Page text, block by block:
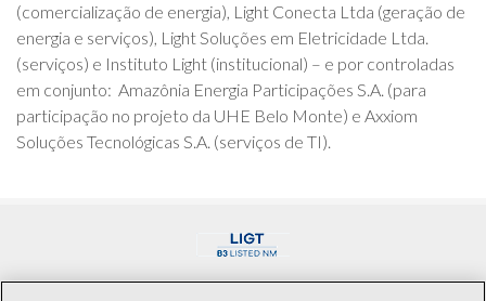
(comercialização de energia), Light Conecta Ltda (geração de
energia e serviços), Light Soluções em Eletricidade Ltda.
(serviços) e Instituto Light (institucional) – e por controladas
em conjunto: Amazônia Energia Participações S.A. (para
participação no projeto da UHE Belo Monte) e Axxiom
Soluções Tecnológicas S.A. (serviços de TI).